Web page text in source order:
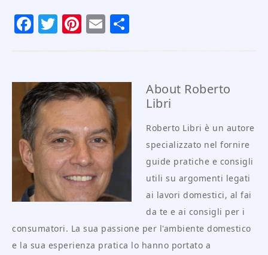
Facebook
Twitter
Pinterest
Email
About Roberto
Libri
Roberto Libri è un autore
specializzato nel fornire
guide pratiche e consigli
utili su argomenti legati
ai lavori domestici, al fai
da te e ai consigli per i
consumatori. La sua passione per l'ambiente domestico
e la sua esperienza pratica lo hanno portato a